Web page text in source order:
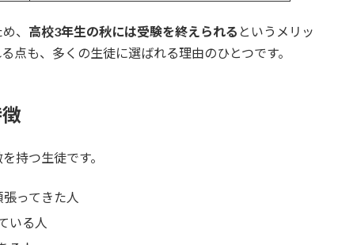
、 高校3年生の秋には受験を終えられる というメリッ
点も、多くの生徒に選ばれる理由のひとつです。
持つ生徒です。
ってきた人
いる人